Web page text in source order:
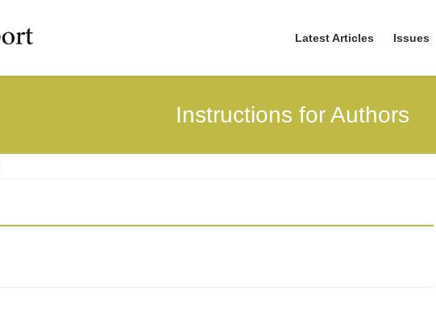
Latest Articles Issues
Instructions for Authors